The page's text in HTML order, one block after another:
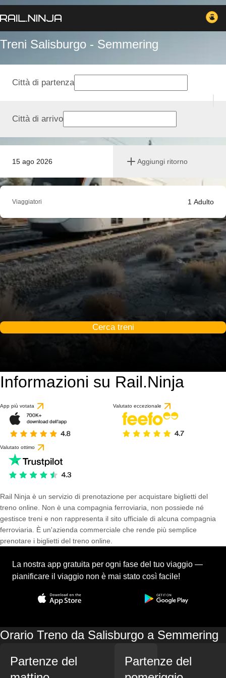
Treni Salisburgo - Semmering
15 ago 2026 Aggiungi ritorno
Città di partenza
Città di arrivo
Viaggiatori 1 Adulto
Cerca treni
Informazioni su Rail.Ninja
App più votata Valutato eccezionale
Valutato ottimo
Rail Ninja è un servizio di prenotazione per acquistare biglietti del
treno online. Non è una compagnia ferroviaria, non possiede né
gestisce treni e non rappresenta il sito ufficiale di alcuna compagnia
ferroviaria. È un'azienda commerciale che rende più semplice
prenotare i biglietti del treno online.
La nostra app gratuita per ogni fase del tuo viaggio —
pianificare il viaggio non è mai stato così facile!
Orario Treno da Salisburgo a Semmering
Partenze del
Partenze del